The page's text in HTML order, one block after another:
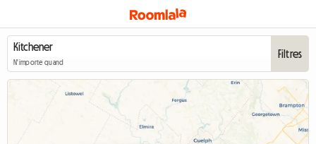
N'importe quand
Filtres